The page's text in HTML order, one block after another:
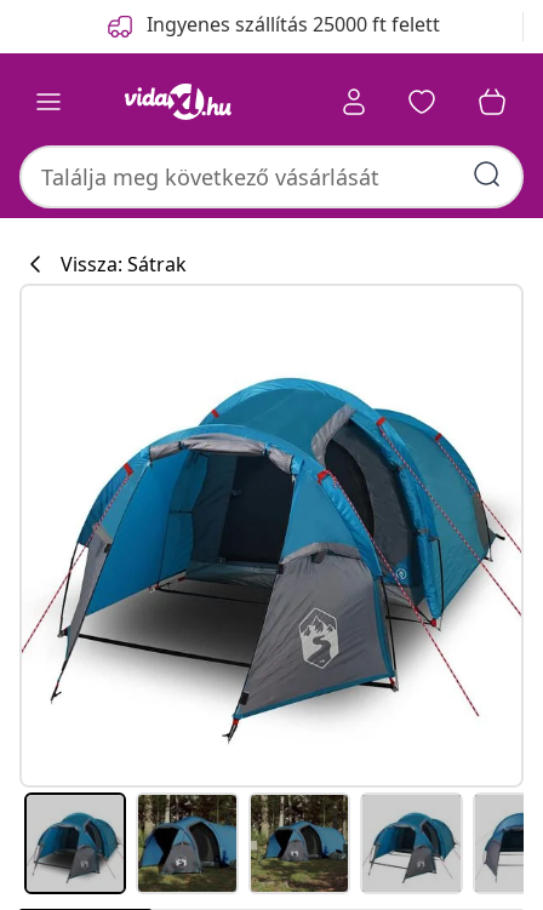
Ingyenes szállítás 25000 ft felett
Vissza: Sátrak